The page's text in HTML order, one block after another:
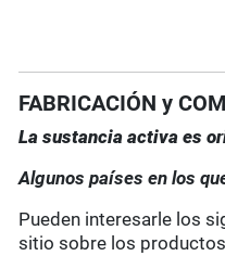
FABRICACIÓN y
La sustancia activa es
Algunos países en los
Pueden interesarle los
sitio sobre los